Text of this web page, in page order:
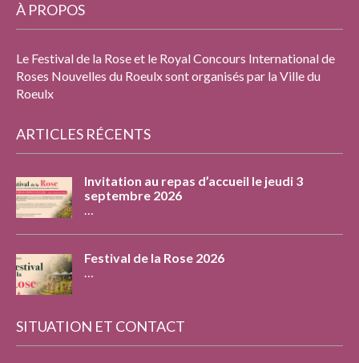
À PROPOS
Le Festival de la Rose et le Royal Concours International de
Roses Nouvelles du Roeulx sont organisés par la Ville du
Roeulx
ARTICLES RÉCENTS
Invitation au repas d’accueil le jeudi 3
septembre 2026
…
Festival de la Rose 2026
…
SITUATION ET CONTACT